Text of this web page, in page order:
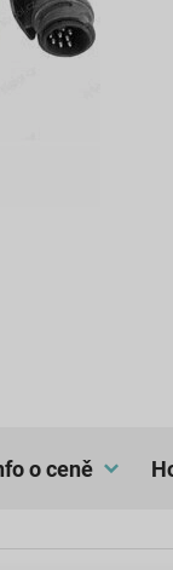
o ceně